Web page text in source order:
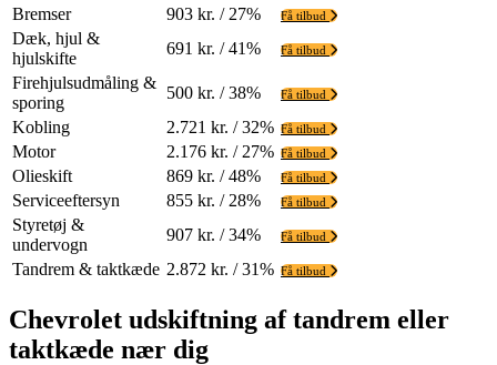
Bremser 903 kr. / 27% Få tilbud
Dæk, hjul &
hjulskifte
691 kr. / 41% Få tilbud
Firehjulsudmåling &
sporing
500 kr. / 38% Få tilbud
Kobling 2.721 kr. / 32% Få tilbud
Motor 2.176 kr. / 27% Få tilbud
Olieskift 869 kr. / 48% Få tilbud
Serviceeftersyn 855 kr. / 28% Få tilbud
Styretøj &
undervogn
907 kr. / 34% Få tilbud
Tandrem & taktkæde 2.872 kr. / 31% Få tilbud
Chevrolet udskiftning af tandrem eller
taktkæde nær dig